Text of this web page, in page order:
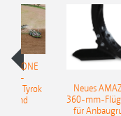
Tyrok
Neues
360-mm-
für